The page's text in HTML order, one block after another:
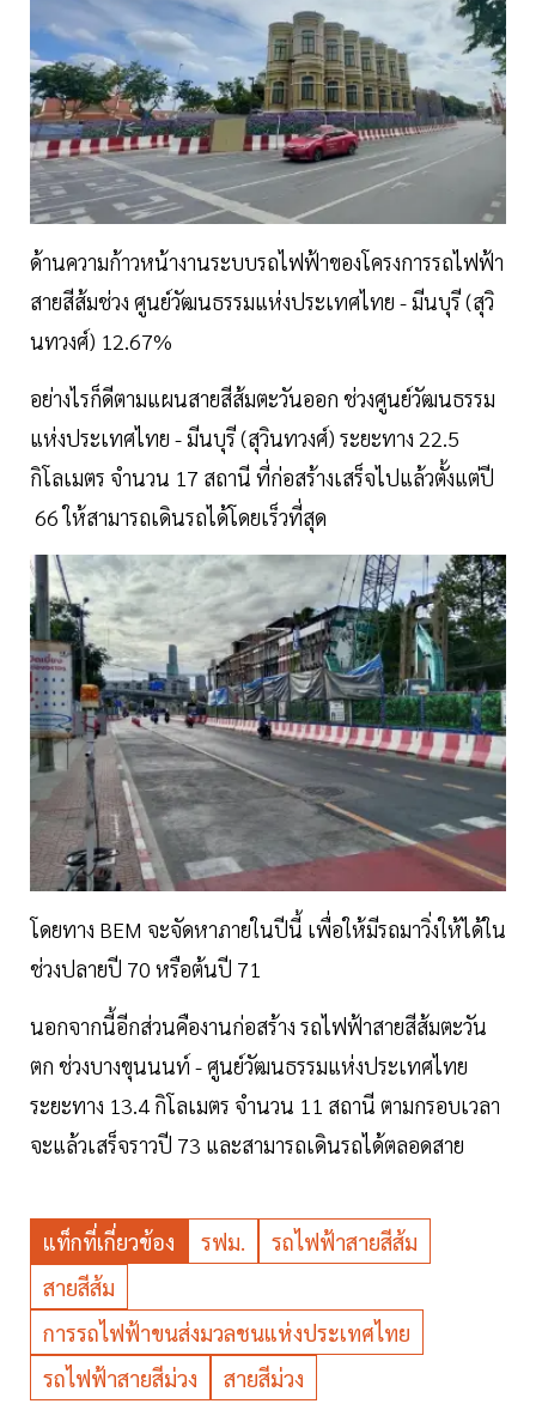
ด้านความก้าวหน้างานระบบรถไฟฟ้าของโครงการรถไฟฟ้า
สายสีส้มช่วง ศูนย์วัฒนธรรมแห่งประเทศไทย - มีนบุรี (สุวิ
นทวงศ์) 12.67%
อย่างไรก็ดีตามแผนสายสีส้มตะวันออก ช่วงศูนย์วัฒนธรรม
แห่งประเทศไทย - มีนบุรี (สุวินทวงศ์) ระยะทาง 22.5
กิโลเมตร จำนวน 17 สถานี ที่ก่อสร้างเสร็จไปแล้วตั้งแต่ปี
66 ให้สามารถเดินรถได้โดยเร็วที่สุด
โดยทาง BEM จะจัดหาภายในปีนี้ เพื่อให้มีรถมาวิ่งให้ได้ใน
ช่วงปลายปี 70 หรือต้นปี 71
นอกจากนี้อีกส่วนคืองานก่อสร้าง รถไฟฟ้าสายสีส้มตะวัน
ตก ช่วงบางขุนนนท์ - ศูนย์วัฒนธรรมแห่งประเทศไทย
ระยะทาง 13.4 กิโลเมตร จำนวน 11 สถานี ตามกรอบเวลา
จะแล้วเสร็จราวปี 73 และสามารถเดินรถได้ตลอดสาย
แท็กที่เกี่ยวข้อง รฟม.
รถไฟฟ้าสายสีส้ม
สายสีส้ม
การรถไฟฟ้าขนส่งมวลชนแห่งประเทศไทย
รถไฟฟ้าสายสีม่วง
สายสีม่วง